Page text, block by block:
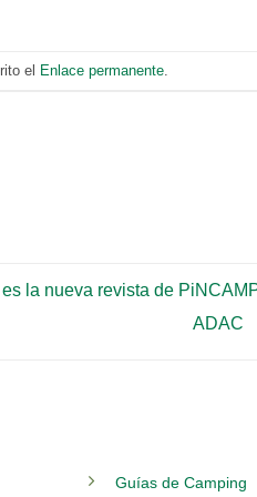
el Enlace permanente
es la nueva revista de
ADAC
Guías de Camping